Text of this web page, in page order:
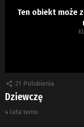
Ten obiekt może
21 Polubienia
Dziewczę
4 lata temu